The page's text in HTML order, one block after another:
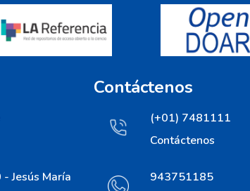
Jesús María
Contáctenos
(+01) 7481111
Contáctenos
943751185